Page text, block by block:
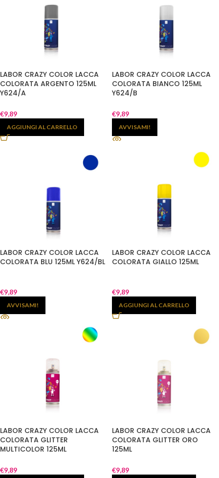
LABOR CRAZY COLOR LACCA
COLORATA ARGENTO 125ML
Y624/A
€9,89
AGGIUNGI AL CARRELLO
LABOR CRAZY COLOR LACCA
COLORATA BIANCO 125ML
Y624/B
€9,89
AVVISAMI!
LABOR CRAZY COLOR LACCA
COLORATA BLU 125ML Y624/BL
€9,89
AVVISAMI!
LABOR CRAZY COLOR LACCA
COLORATA GIALLO 125ML
€9,89
AGGIUNGI AL CARRELLO
LABOR CRAZY COLOR LACCA
COLORATA GLITTER
MULTICOLOR 125ML
€9,89
LABOR CRAZY COLOR LACCA
COLORATA GLITTER ORO
125ML
€9,89